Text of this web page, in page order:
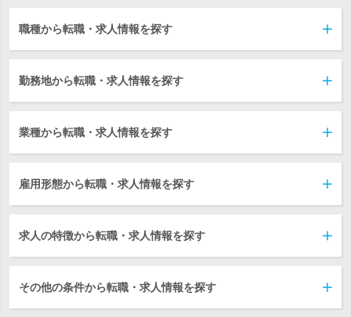
職種から転職・求人情報を探す
勤務地から転職・求人情報を探す
業種から転職・求人情報を探す
雇用形態から転職・求人情報を探す
求人の特徴から転職・求人情報を探す
その他の条件から転職・求人情報を探す